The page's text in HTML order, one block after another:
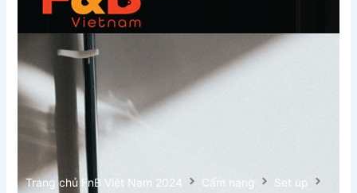
Trang chủ FnB Việt Nam 2024 Cẩm nang
Set up